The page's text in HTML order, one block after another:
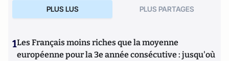
PLUS LUS PLUS PARTAGES
1Les Français moins riches que la moyenne
européenne pour la 3e année consécutive : jusqu'où